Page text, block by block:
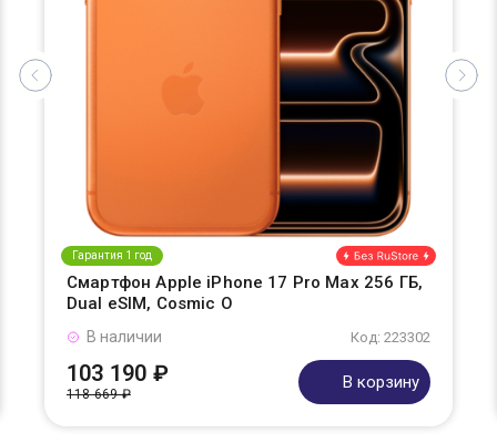
Гарантия 1 год
Смартфон Apple iPhone 17 Pro Max 256 ГБ,
Dual eSIM, Cosmic O
Код: 223302
В наличии
103 190 ₽
118 669 ₽
В корзину